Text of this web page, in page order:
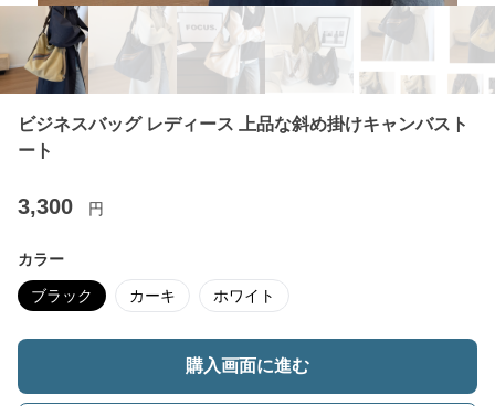
ビジネスバッグ レディース 上品な斜め掛けキャンバスト
ート
3,300 円
カラー
ブラック カーキ ホワイト
購入画面に進む